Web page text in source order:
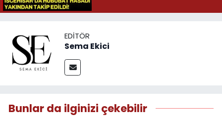
EDITÖR
Sema Ekici
Bunlar da ilginizi çekebilir